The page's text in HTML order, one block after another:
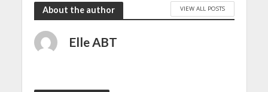
About the author VIEW ALL POSTS
Elle ABT